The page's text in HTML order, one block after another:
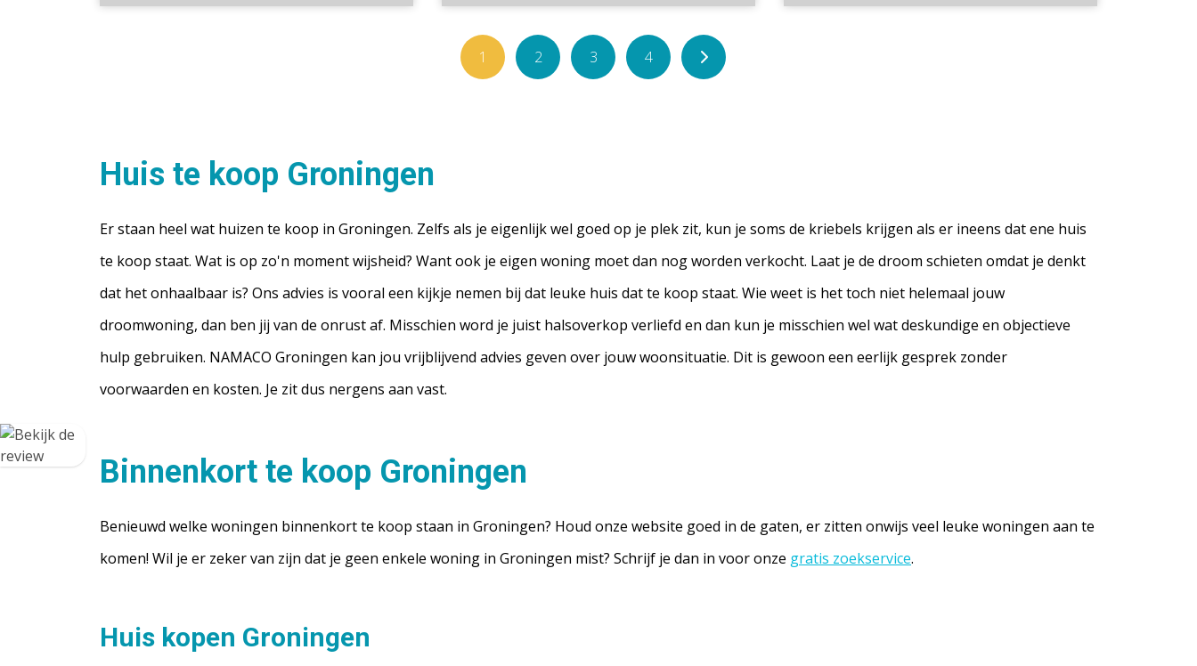
1 2 3 4
Huis te koop Groningen
Er staan heel wat huizen te koop in Groningen. Zelfs als je eigenlijk wel goed op je plek zit, kun je soms de kriebels krijgen als er ineens dat ene huis
te koop staat. Wat is op zo'n moment wijsheid? Want ook je eigen woning moet dan nog worden verkocht. Laat je de droom schieten omdat je denkt
dat het onhaalbaar is? Ons advies is vooral een kijkje nemen bij dat leuke huis dat te koop staat. Wie weet is het toch niet helemaal jouw
droomwoning, dan ben jij van de onrust af. Misschien word je juist halsoverkop verliefd en dan kun je misschien wel wat deskundige en objectieve
hulp gebruiken. NAMACO Groningen kan jou vrijblijvend advies geven over jouw woonsituatie. Dit is gewoon een eerlijk gesprek zonder
voorwaarden en kosten. Je zit dus nergens aan vast.
Binnenkort te koop Groningen
Benieuwd welke woningen binnenkort te koop staan in Groningen? Houd onze website goed in de gaten, er zitten onwijs veel leuke woningen aan te
komen! Wil je er zeker van zijn dat je geen enkele woning in Groningen mist? Schrijf je dan in voor onze gratis zoekservice.
Huis kopen Groningen